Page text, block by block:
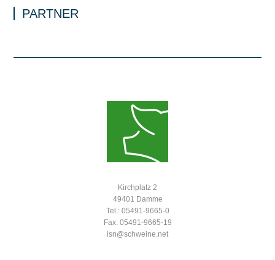
PARTNER
Kirchplatz 2
49401 Damme
Tel.: 05491-9665-0
Fax: 05491-9665-19
isn@schweine.net